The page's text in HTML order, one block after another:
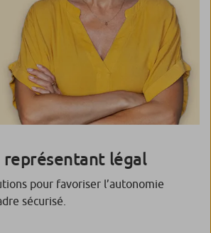
représentant légal
pour favoriser l’autonomie
sécurisé.